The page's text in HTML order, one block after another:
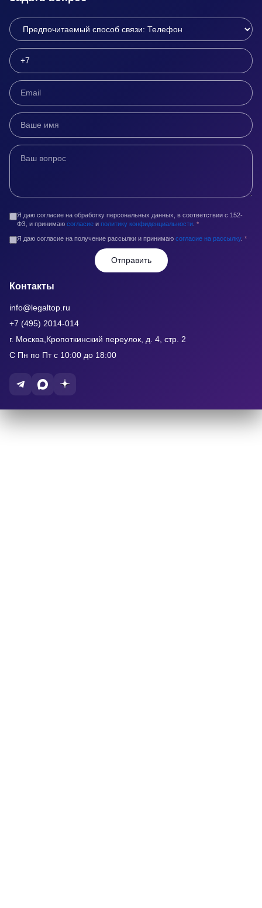
Я даю согласие на обработку персональных данных, в соответствии с 152-
ФЗ, и принимаю согласие и политику конфиденциальности *
Я даю согласие на получение рассылки и принимаю согласие на рассылку. *
Отправить
Контакты
info@legaltop.ru
+7 (495) 2014-014
г. Москва,Кропоткинский переулок, д. 4, стр. 2
С Пн по Пт с 10:00 до 18:00